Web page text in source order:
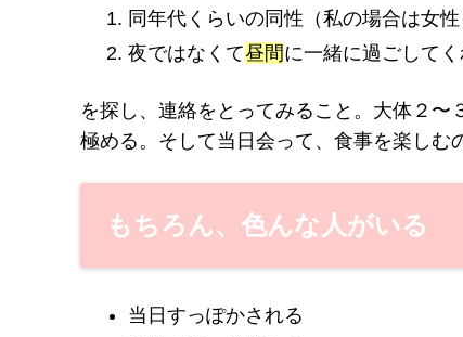
同年代くらいの同性（私の場合は女性
夜ではなくて昼間に一緒に過ごしてく
を探し、連絡をとってみること。大体２
極める。そして当日会って、食事を楽しむ
もちろん、色んな人がいる
当日すっぽかされる